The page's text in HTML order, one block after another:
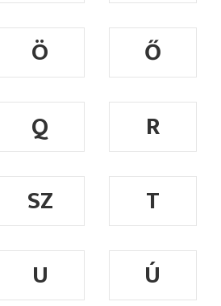
Ö
Ő
Q
R
SZ
T
U
Ú